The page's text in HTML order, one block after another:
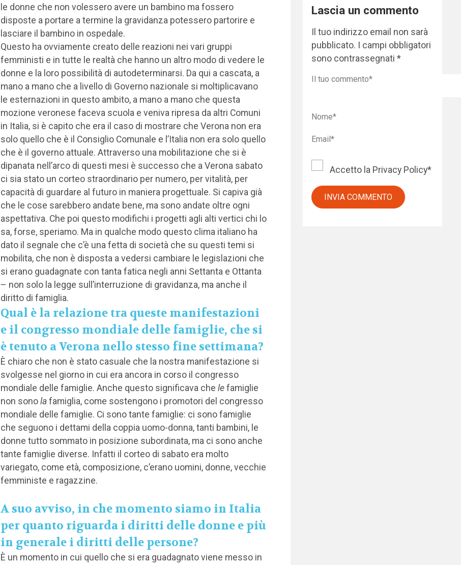
le donne che non volessero avere un bambino ma fossero
disposte a portare a termine la gravidanza potessero partorire e
lasciare il bambino in ospedale.
Questo ha ovviamente creato delle reazioni nei vari gruppi
femministi e in tutte le realtà che hanno un altro modo di vedere le
donne e la loro possibilità di autodeterminarsi. Da qui a cascata, a
mano a mano che a livello di Governo nazionale si moltiplicavano
le esternazioni in questo ambito, a mano a mano che questa
mozione veronese faceva scuola e veniva ripresa da altri Comuni
in Italia, si è capito che era il caso di mostrare che Verona non era
solo quello che è il Consiglio Comunale e l’Italia non era solo quello
che è il governo attuale. Attraverso una mobilitazione che si è
dipanata nell’arco di questi mesi è successo che a Verona sabato
ci sia stato un corteo straordinario per numero, per vitalità, per
capacità di guardare al futuro in maniera progettuale. Si capiva già
che le cose sarebbero andate bene, ma sono andate oltre ogni
aspettativa. Che poi questo modifichi i progetti agli alti vertici chi lo
sa, forse, speriamo. Ma in qualche modo questo clima italiano ha
dato il segnale che c’è una fetta di società che su questi temi si
mobilita, che non è disposta a vedersi cambiare le legislazioni che
si erano guadagnate con tanta fatica negli anni Settanta e Ottanta
– non solo la legge sull’interruzione di gravidanza, ma anche il
diritto di famiglia.
Qual è la relazione tra queste manifestazioni
e il congresso mondiale delle famiglie, che si
è tenuto a Verona nello stesso fine settimana?
È chiaro che non è stato casuale che la nostra manifestazione si
svolgesse nel giorno in cui era ancora in corso il congresso
mondiale delle famiglie. Anche questo significava che lefamiglie
non sono lafamiglia, come sostengono i promotori del congresso
mondiale delle famiglie. Ci sono tante famiglie: ci sono famiglie
che seguono i dettami della coppia uomo-donna, tanti bambini, le
donne tutto sommato in posizione subordinata, ma ci sono anche
tante famiglie diverse. Infatti il corteo di sabato era molto
variegato, come età, composizione, c’erano uomini, donne, vecchie
femministe e ragazzine.
A suo avviso, in che momento siamo in Italia
per quanto riguarda i diritti delle donne e più
in generale i diritti delle persone?
È un momento in cui quello che si era guadagnato viene messo in
Lascia un commento
Il tuo indirizzo email non sarà
pubblicato.
I campi obbligatori
sono contrassegnati*
Accetto la Privacy Policy*